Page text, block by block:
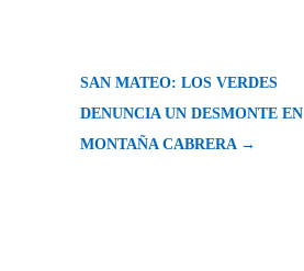
SAN MATEO: LOS VERDES
DENUNCIA UN DESMONTE EN
MONTAÑA CABRERA →